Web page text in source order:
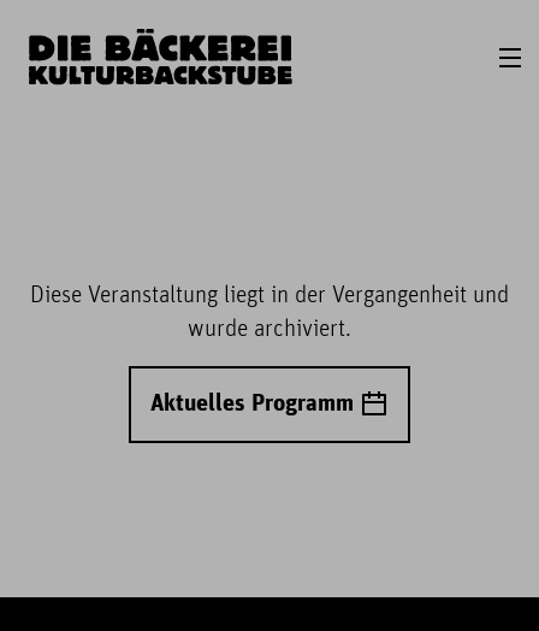
Diese Veranstaltung liegt in der Vergangenheit und
wurde archiviert.
Aktuelles Programm